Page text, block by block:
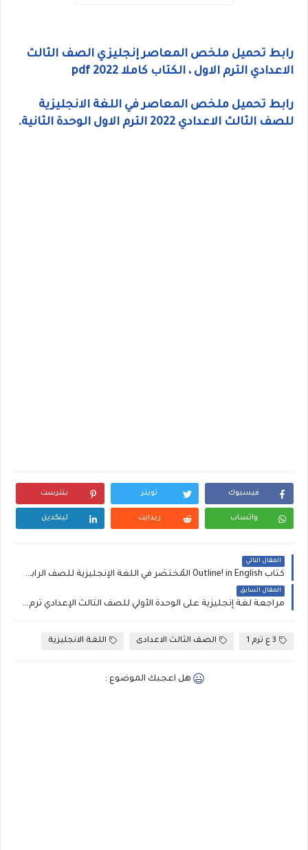
رابط تحميل ملخص المعاصر إنجليزي الصف الثالث
الاعدادي الترم الاول ، الكتاب كاملا pdf 2022
رابط تحميل ملخص المعاصر في اللغة الانجليزية
للصف الثالث الاعدادي 2022 الترم الاول الوحدة الثانية.
فيسبوك تويتر بنترست
واتساب ريدايت لينكدين
المقال التالي
كتاب Outline! in English المُخْتَصَر في اللغة الإنجليزية للصف الرابع الابتدائي الترم الاول المنهج الجديد 2022
المقال السابق
مراجعة لغة إنجليزية على الوحدة الأولي للصف الثالث الإعدادي ترم أول 2022 إعداد شمس وقمر
3 ع ترم 1 الصف الثالث الاعدادى اللغة الانجليزية
هل اعجبك الموضوع :